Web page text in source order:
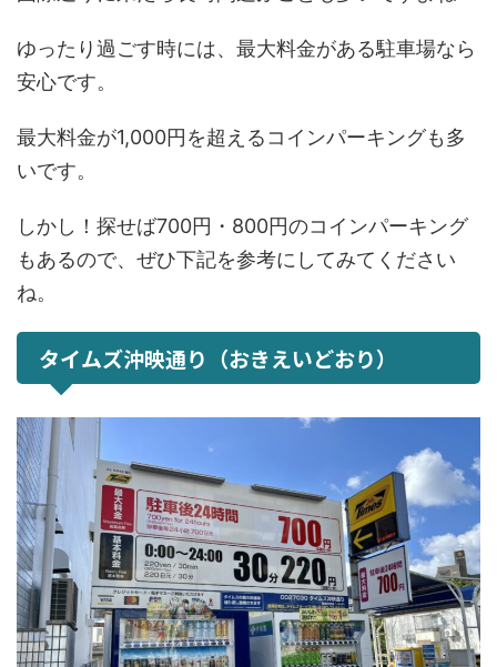
ゆったり過ごす時には、最大料金がある駐車場なら
安心です。
最大料金が1,000円を超えるコインパーキングも多
いです。
しかし！探せば700円・800円のコインパーキング
もあるので、ぜひ下記を参考にしてみてください
ね。
タイムズ沖映通り（おきえいどおり）